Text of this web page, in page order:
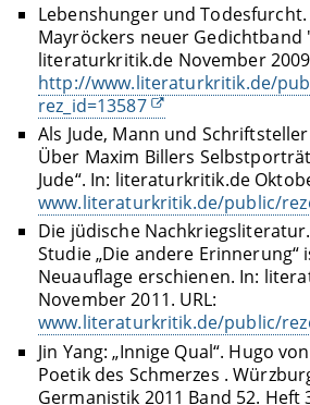
Lebenshunger und
Mayröckers neuer Gedichtband
literaturkritik.de November 2009
http://www.literaturkritik.de/
rez_id=13587
Als Jude, Mann und
Über Maxim Billers
Jude“. In: literaturkritik.de
www.literaturkritik.de/public/
Die jüdische
Studie „Die andere Erinnerung“
Neuauflage erschienen. In:
November 2011. URL:
www.literaturkritik.de/public/
Jin Yang: „Innige Qual“. Hugo
Poetik des Schmerzes .
Germanistik 2011 Band 52. Heft